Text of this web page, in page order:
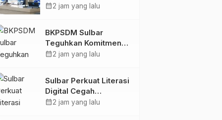
HUT Ke-81 RI, Puncak
calendar_month2 jam yang lalu
BKPSDM Sulbar
Teguhkan Komitmen
Pengembangan
Penandatanganan
Perjanjian Tugas
Belajar 2026
calendar_month2 jam yang lalu
Sulbar Perkuat Literasi
Digital Cegah
Kejahatan Love
calendar_month2 jam yang lalu